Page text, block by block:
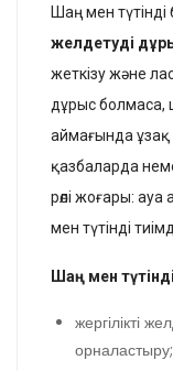
Шаң мен түтінді
желдетуді
жеткізу және
дұрыс болмаса,
аймағында ұзақ
қазбаларда
рөлі жоғары:
мен түтінді
Шаң мен
жергілікті
орналастыру;